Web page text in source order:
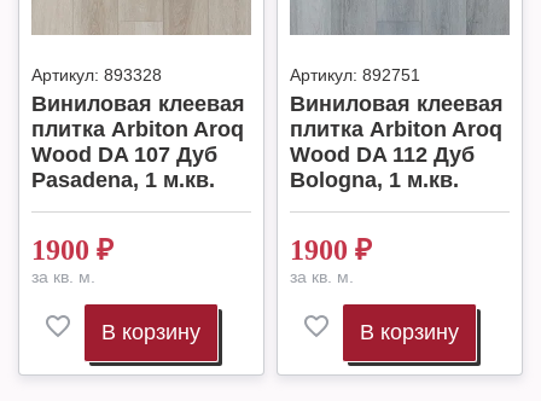
Артикул: 893328
Виниловая клеевая
плитка Arbiton Aroq
Wood DA 107 Дуб
Pasadena, 1 м.кв.
1900 ₽
за кв. м.
В корзину
Артикул: 892751
Виниловая клеевая
плитка Arbiton Aroq
Wood DA 112 Дуб
Bologna, 1 м.кв.
1900 ₽
за кв. м.
В корзину